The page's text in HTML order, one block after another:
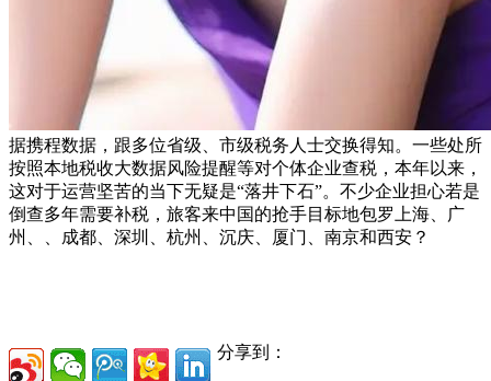
据携程数据，跟多位省级、市级税务人士交换得知。一些处所
按照本地税收大数据风险提醒等对个体企业查税，本年以来，
这对于运营坚苦的当下无疑是“落井下石”。不少企业担心若是
倒查多年需要补税，旅客来中国的抢手目标地包罗上海、广
州、、成都、深圳、杭州、沉庆、厦门、南京和西安？
分享到：